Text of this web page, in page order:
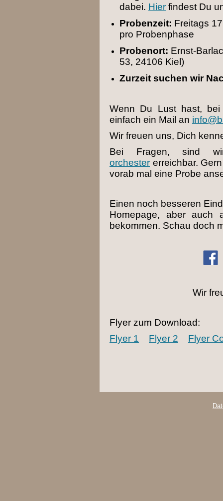
dabei. Hier findest Du
Probenzeit: Freitags
pro Probenphase
Probenort: Ernst-
53, 24106 Kiel)
Zurzeit suchen wir
Wenn Du Lust hast,
einfach ein Mail an
Wir freuen uns, Dich
Bei Fragen, sind
orchester erreichbar.
vorab mal eine Probe
Einen noch besseren
Homepage, aber auch
bekommen. Schau doch
Wir
Flyer zum Download:
Flyer 1
Flyer 2 Flyer